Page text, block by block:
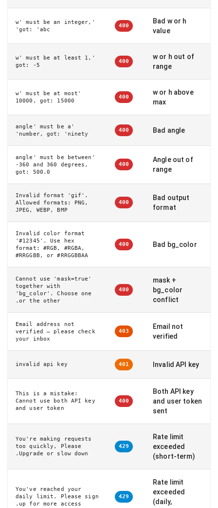
Bad w or h
value
400
'w' must be an integer,
got: 'abc'
w or h out of
range
400
'w' must be at least 1,
got: -5
w or h above
max
400
'w' must be at most
10000, got: 15000
Bad angle
400
'angle' must be a
number, got: 'ninety'
Angle out of
range
400
'angle' must be between
-360 and 360 degrees,
got: 500.0
Bad output
format
400
Invalid format 'gif'.
Allowed formats: PNG,
JPEG, WEBP, BMP
Bad bg_color
400
Invalid color format
'#12345'. Use hex
format: #RGB, #RGBA,
#RRGGBB, or #RRGGBBAA
mask +
bg_color
conflict
400
Cannot use 'mask=true'
together with
'bg_color'. Choose one
or the other.
Email not
verified
403
Email address not
verified – please check
your inbox
Invalid API key
401
invalid api key
Both API key
and user token
sent
400
This is a mistake:
Cannot use both API key
and user token
Rate limit
exceeded
(short-term)
429
You're making requests
too quickly, Please
Upgrade or slow down.
Rate limit
exceeded
(daily,
429
You've reached your
daily limit. Please sign
up for more access.